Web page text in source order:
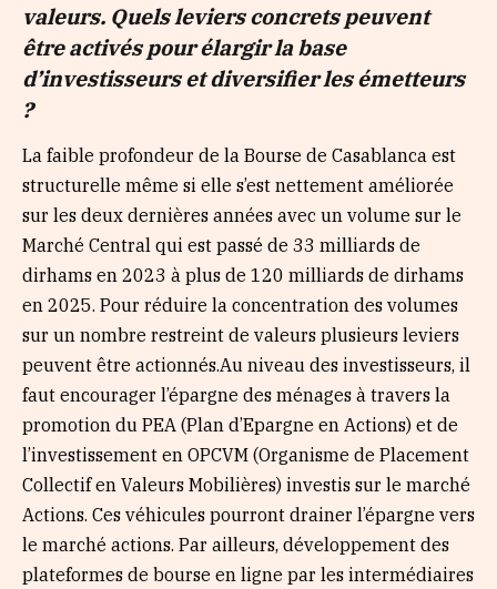
valeurs. Quels leviers concrets peuvent
être activés pour élargir la base
d’investisseurs et diversifier les émetteurs
?
La faible profondeur de la Bourse de Casablanca est
structurelle même si elle s’est nettement améliorée
sur les deux dernières années avec un volume sur le
Marché Central qui est passé de 33 milliards de
dirhams en 2023 à plus de 120 milliards de dirhams
en 2025. Pour réduire la concentration des volumes
sur un nombre restreint de valeurs plusieurs leviers
peuvent être actionnés.Au niveau des investisseurs, il
faut encourager l’épargne des ménages à travers la
promotion du PEA (Plan d’Epargne en Actions) et de
l’investissement en OPCVM (Organisme de Placement
Collectif en Valeurs Mobilières) investis sur le marché
Actions. Ces véhicules pourront drainer l’épargne vers
le marché actions. Par ailleurs, développement des
plateformes de bourse en ligne par les intermédiaires